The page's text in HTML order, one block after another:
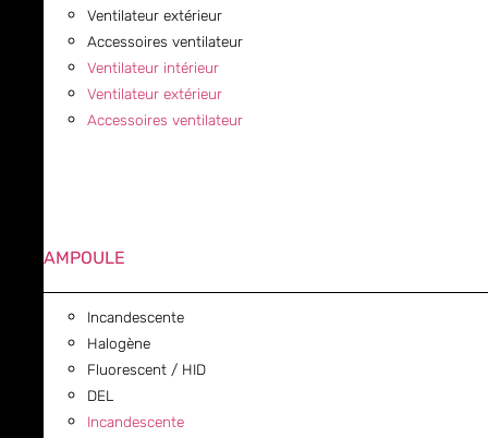
Ventilateur extérieur
Accessoires ventilateur
Ventilateur intérieur
Ventilateur extérieur
Accessoires ventilateur
AMPOULE
Incandescente
Halogène
Fluorescent / HID
DEL
Incandescente